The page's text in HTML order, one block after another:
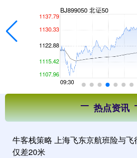
热点资讯
牛客栈策略 上海飞东京航班险与
仅差20米